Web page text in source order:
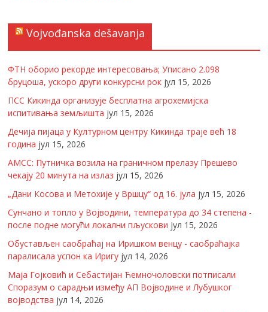
Vojvođanska dešavanja
ФТН оборио рекорде интересовања; Уписано 2.098
бруцоша, ускоро други конкурсни рок јул 15, 2026
ПСС Кикинда организује бесплатна агрохемијска
испитивања земљишта јул 15, 2026
Дечија пијаца у Културном центру Кикинда траје већ 18
година јул 15, 2026
АМСС: Путничка возила на граничном прелазу Прешево
чекају 20 минута на излаз јул 15, 2026
„Дани Косова и Метохије у Вршцу“ од 16. јула јул 15, 2026
Сунчано и топло у Војводини, температура до 34 степена -
после подне могући локални пљускови јул 15, 2026
Обустављен саобраћај на Иришком венцу - саобраћајка
паралисала успон ка Иригу јул 14, 2026
Маја Гојковић и Себастијан Ћемночоловски потписали
Споразум о сарадњи између АП Војводине и Лубушког
војводства јул 14, 2026